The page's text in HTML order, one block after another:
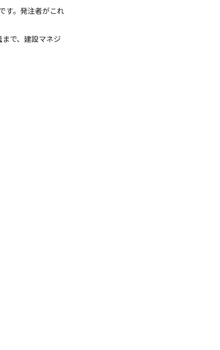
す。発注者がこれ
まで、建設マネジ